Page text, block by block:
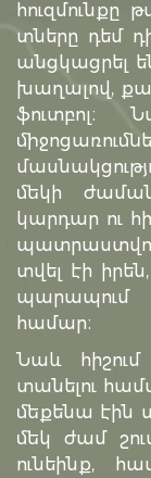
հուզմունքը
տները դեմ
անցկացրել
խաղալով,
ֆուտբոլ։
մեկի
կարդար ու
տվել էի
պարապում
համար։
Նաև
տանելու
մեքենա էին
մեկ ժամ
ունեինք,